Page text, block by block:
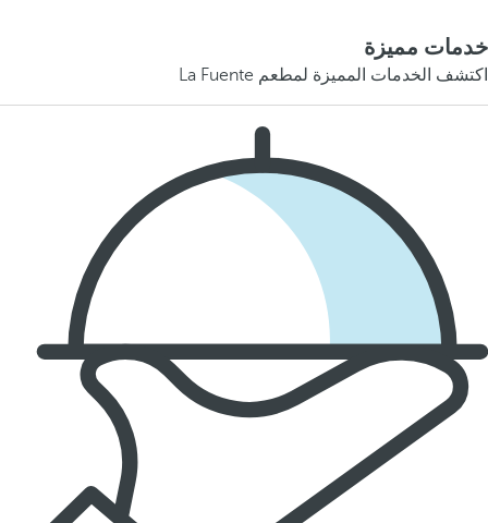
خدمات مميزة
اكتشف الخدمات المميزة لمطعم La Fuente